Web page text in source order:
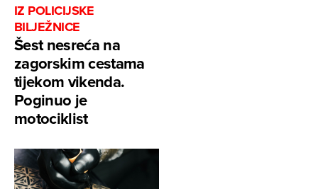
IZ POLICIJSKE
BILJEŽNICE
Šest nesreća na
zagorskim cestama
tijekom vikenda.
Poginuo je
motociklist